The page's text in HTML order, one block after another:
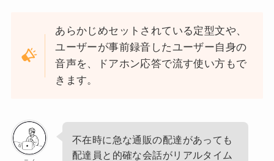
あらかじめセットされている定型文や、
ユーザーが事前録音したユーザー自身の
音声を、ドアホン応答で流す使い方もで
きます。
不在時に急な通販の配達があっても
配達員と的確な会話がリアルタイム